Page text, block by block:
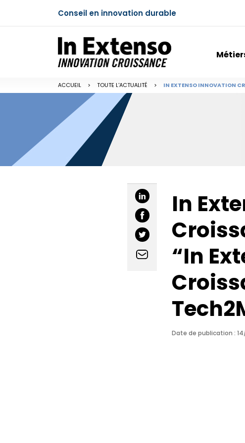
Conseil en innovation durable
ACCUEIL > TOUTE L'ACTUALITÉ > IN EXTENSO INNOVATION
In
“In
Date de publication :